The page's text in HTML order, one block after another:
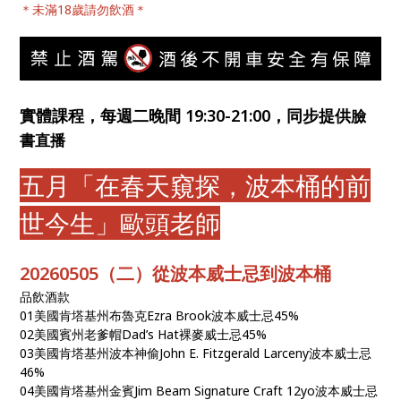
＊未滿18歲請勿飲酒＊
實體課程，每週二晚間 19:30-21:00，同步提供臉
書直播
五月「在春天窺探，波本桶的前
世今生」歐頭老師
20260505（二）從波本威士忌到波本桶
品飲酒款
01美國肯塔基州布魯克Ezra Brook波本威士忌45%
02美國賓州老爹帽Dad’s Hat裸麥威士忌45%
03美國肯塔基州波本神偷John E. Fitzgerald Larceny波本威士忌
46%
04美國肯塔基州金賓Jim Beam Signature Craft 12yo波本威士忌